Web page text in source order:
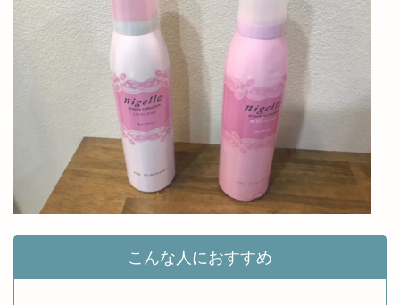
こんな人におすすめ